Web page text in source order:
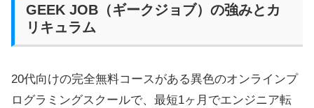
GEEK JOB（ギークジョブ）の強みとカ
リキュラム
20代向けの完全無料コースがある異色のオンラインプ
ログラミングスクールで、最短1ヶ月でエンジニア転